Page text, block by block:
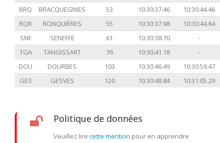
BRQ
BRACQUEGNIES 53 10:30:37.46
10:30:44.46
RQR
RONQUIÈRES 55 10:30:37.98
10:30:44.64
SNF
SENEFFE 61 10:30:38.70
-
TGA
TANGISSART 76 10:30:41.18
-
DOU
DOURBES 103 10:30:46.49
10:30:59.47
GES
GESVES 120 10:30:48.84 10:31:05.29
Politique de données
Veuillez lire cette mention pour en apprendre